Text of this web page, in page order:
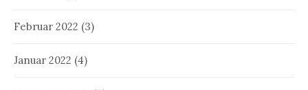
Februar 2022 (3)
Januar 2022 (4)